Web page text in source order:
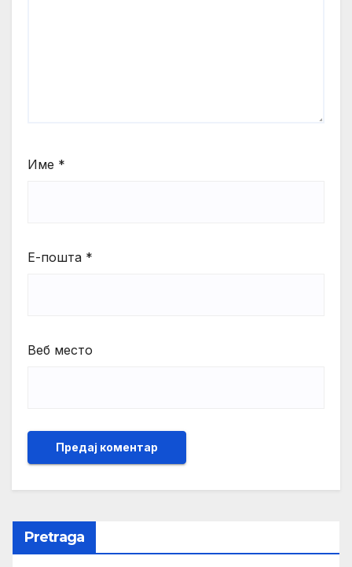
Име *
Е-пошта *
Веб место
Pretraga